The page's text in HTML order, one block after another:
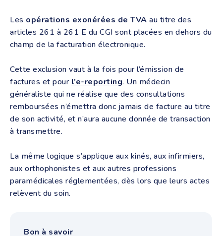
Les opérations exonérées de TVA au titre des
articles 261 à 261 E du CGI sont placées en dehors du
champ de la facturation électronique.
Cette exclusion vaut à la fois pour l’émission de
factures et pour l’e-reporting. Un médecin
généraliste qui ne réalise que des consultations
remboursées n’émettra donc jamais de facture au titre
de son activité, et n’aura aucune donnée de transaction
à transmettre.
La même logique s’applique aux kinés, aux infirmiers,
aux orthophonistes et aux autres professions
paramédicales réglementées, dès lors que leurs actes
relèvent du soin.
Bon à savoir